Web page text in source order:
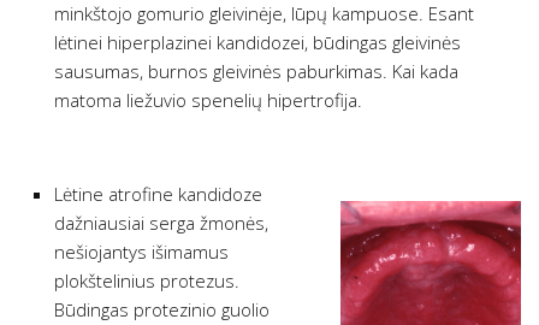
minkštojo gomurio gleivinėje, lūpų kampuose. Esant
lėtinei hiperplazinei kandidozei, būdingas gleivinės
sausumas, burnos gleivinės paburkimas. Kai kada
matoma liežuvio spenelių hipertrofija.
Lėtine atrofine kandidoze
dažniausiai serga žmonės,
nešiojantys išimamus
plokštelinius protezus.
Būdingas protezinio guolio